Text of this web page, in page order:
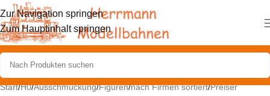
Zur Navigation springen
Zum Hauptinhalt springen
Start/H0/Ausschmückung/Figuren/nach Firmen sortiert/Preiser